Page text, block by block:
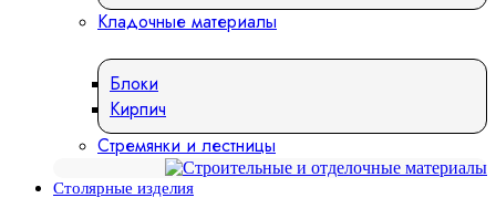
Кладочные материалы
Блоки
Кирпич
Стремянки и лестницы
Столярные изделия